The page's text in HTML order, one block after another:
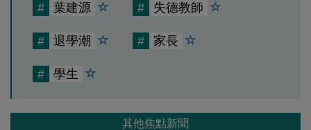
# 葉建源 # 失德教師
# 退學潮 # 家長
# 學生
其他焦點新聞